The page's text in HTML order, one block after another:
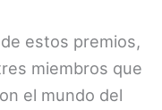
estos premios,
miembros que
el mundo del